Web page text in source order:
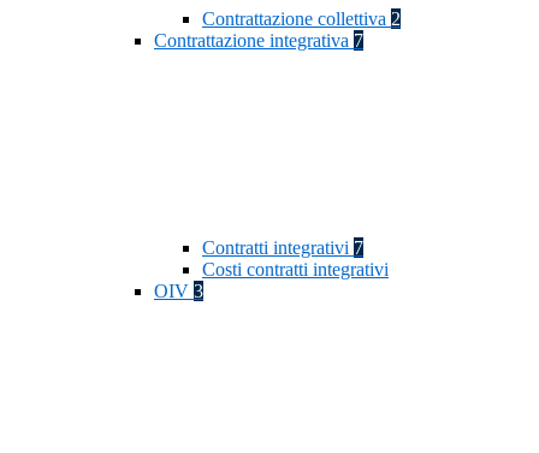
Contrattazione collettiva 2
Contrattazione integrativa 7
Contratti integrativi 7
Costi contratti integrativi
OIV 3